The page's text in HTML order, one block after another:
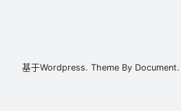
基于Wordpress. Theme By Document.